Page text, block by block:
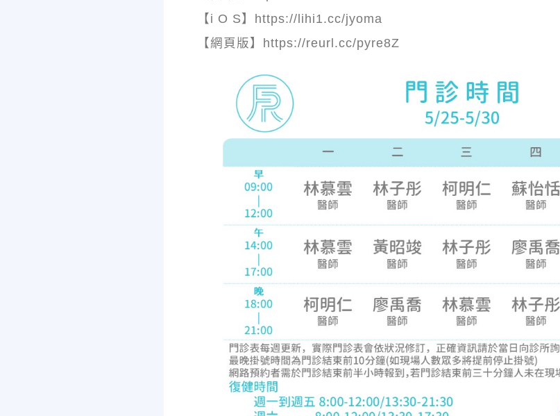
【i O S】https://lihi1.cc/jyoma
【網頁版】https://reurl.cc/pyre8Z